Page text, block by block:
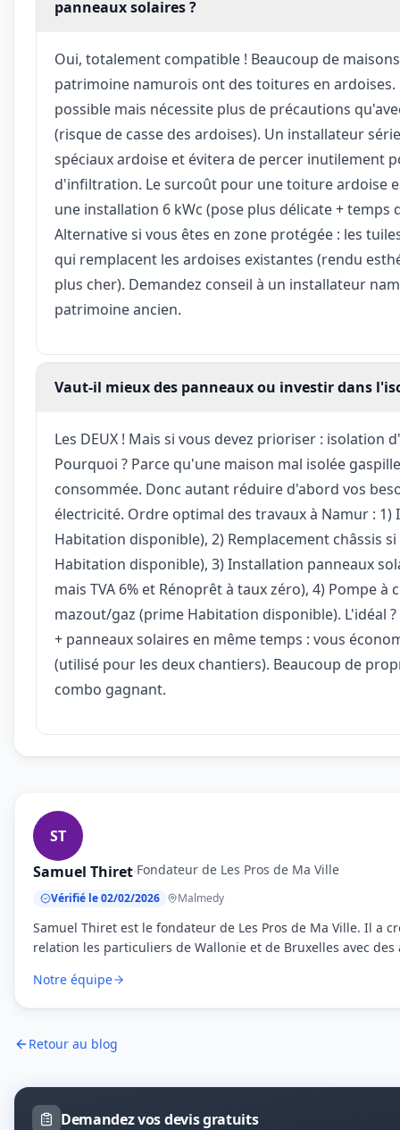
panneaux solaires ?
Oui, totalement compatible ! Beaucoup de
patrimoine namurois ont des toitures en ardoises.
possible mais nécessite plus de précautions
(risque de casse des ardoises). Un installateur
spéciaux ardoise et évitera de percer inutilement
d'infiltration. Le surcoût pour une toiture ardoise
une installation 6 kWc (pose plus délicate + temps
Alternative si vous êtes en zone protégée : les
qui remplacent les ardoises existantes (rendu
plus cher). Demandez conseil à un installateur
patrimoine ancien.
Vaut-il mieux des panneaux ou investir dans
Les DEUX ! Mais si vous devez prioriser : isolation
Pourquoi ? Parce qu'une maison mal isolée
consommée. Donc autant réduire d'abord vos
électricité. Ordre optimal des travaux à Namur :
Habitation disponible), 2) Remplacement châssis
Habitation disponible), 3) Installation panneaux
mais TVA 6% et Rénoprêt à taux zéro), 4) Pompe à
mazout/gaz (prime Habitation disponible). L'idéal
+ panneaux solaires en même temps : vous
(utilisé pour les deux chantiers). Beaucoup de
combo gagnant.
ST
Samuel Thiret·Fondateur de Les Pros de Ma Ville
Vérifié le 02/02/2026 Malmedy
Samuel Thiret est le fondateur de Les Pros de Ma Ville. Il a
relation les particuliers de Wallonie et de Bruxelles avec
Notre équipe
Retour au blog
Demandez vos devis gratuits